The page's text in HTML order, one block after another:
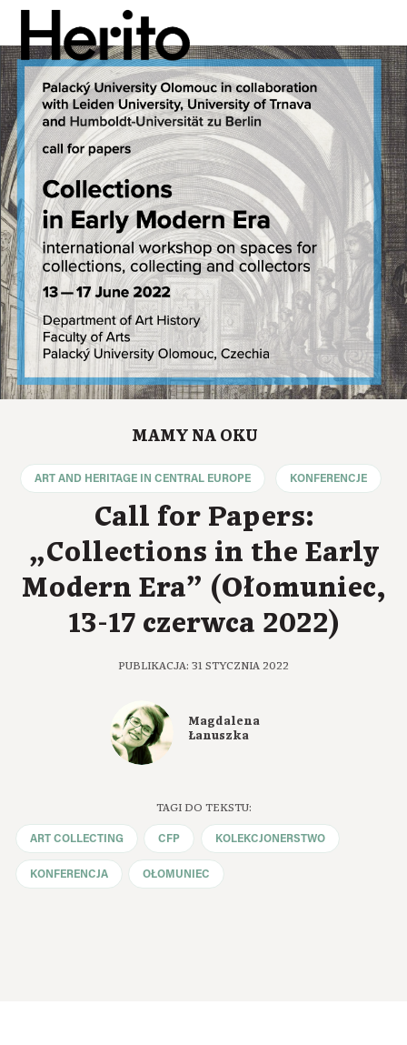
MAGAZYN
MAMY NA OKU
O NAS
JĘZYK: PL
MAMY NA OKU
ART AND HERITAGE IN CENTRAL EUROPE KONFERENCJE
Call for Papers:
„Collections in the Early
Modern Era” (Ołomuniec,
13-17 czerwca 2022)
PUBLIKACJA: 31 STYCZNIA 2022
Magdalena
Łanuszka
TAGI DO TEKSTU:
ART COLLECTING CFP KOLEKCJONERSTWO
KONFERENCJA OŁOMUNIEC